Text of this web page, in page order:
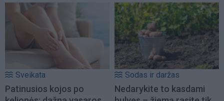
Sveikata
Patinusios kojos po
Sodas ir daržas
Nedarykite to kasdami